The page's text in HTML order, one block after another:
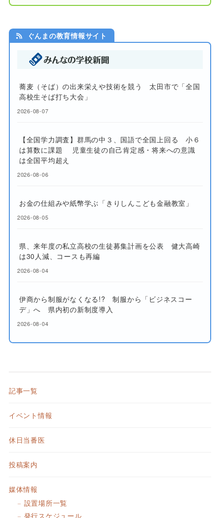
ぐんまの教育情報サイト
蕎麦（そば）の出来栄えや技術を競う 太田市で「全国
高校生そば打ち大会」
2026-08-07
【全国学力調査】群馬の中３、国語で全国上回る 小６
は算数に課題 児童生徒の自己肯定感・将来への意識
は全国平均超え
2026-08-06
お金の仕組みや紙幣学ぶ「きりしんこども金融教室」
2026-08-05
県、来年度の私立高校の生徒募集計画を公表 健大高崎
は30人減、コースも再編
2026-08-04
伊商から制服がなくなる!? 制服から「ビジネスコー
デ」へ 県内初の新制度導入
2026-08-04
記事一覧
イベント情報
休日当番医
投稿案内
媒体情報
設置場所一覧
発行スケジュール